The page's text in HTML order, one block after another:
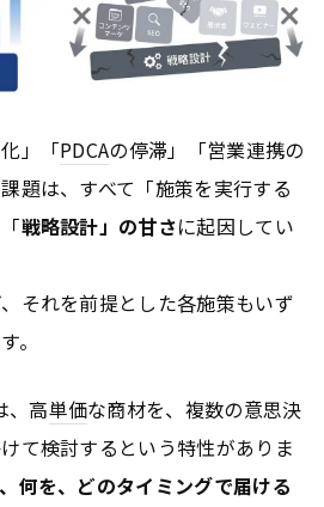
」「PDCAの停滞」「営業連携の
題は、すべて「施策を実行する
戦略設計」の甘さに起因してい
それを前提とした各施策もいず
。
、高単価な商材を、複数の意思決
て検討するという特性がありま
何を、どのタイミングで届ける